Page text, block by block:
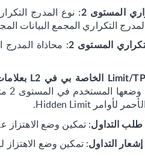
المستوى 2 : نوع المدرج
التكراري المجمع البيانات
المستوى 2 : محاذاة
طلب التداول: تمكين وضع الاهتزاز
التداول: تمكين وضع الاهتزاز